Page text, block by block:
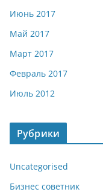
Июнь 2017
Май 2017
Март 2017
Февраль 2017
Июль 2012
Рубрики
Uncategorised
Бизнес советник